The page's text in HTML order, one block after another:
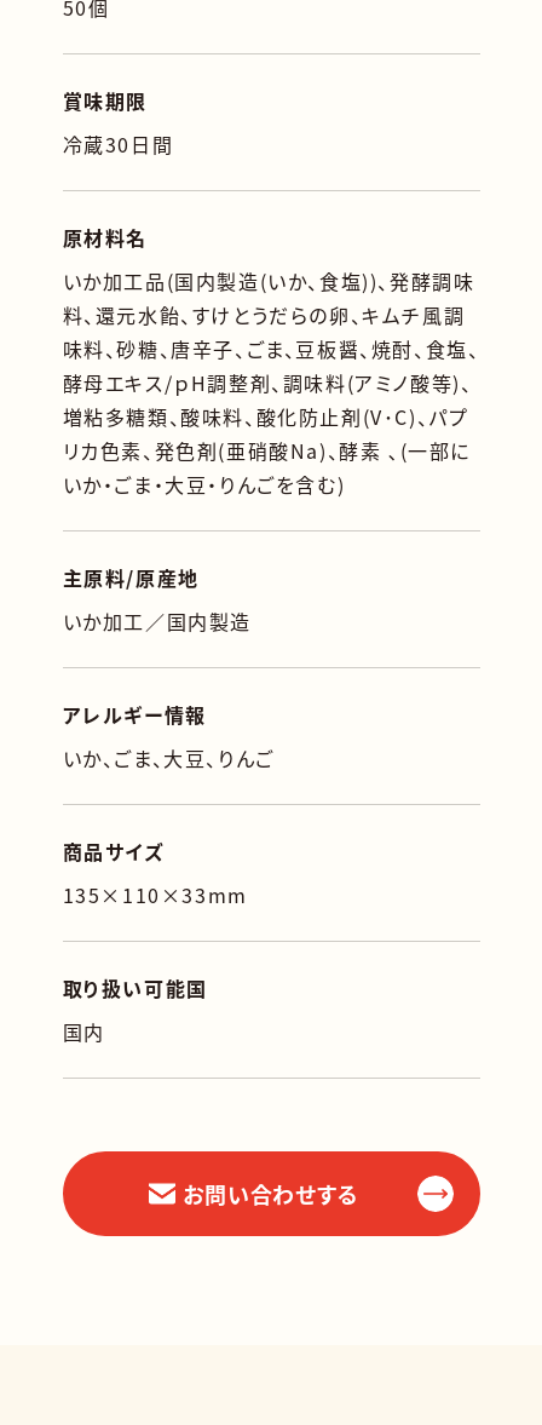
50個
賞味期限
冷蔵30日間
原材料名
いか加工品(国内製造(いか、食塩))、発酵調味
料、還元水飴、すけとうだらの卵、キムチ風調
味料、砂糖、唐辛子、ごま、豆板醤、焼酎、食塩、
酵母エキス/ｐH調整剤、調味料(アミノ酸等)、
増粘多糖類、酸味料、酸化防止剤(V･C)、パプ
リカ色素、発色剤(亜硝酸Na)、酵素 ､(一部に
いか・ごま・大豆・りんごを含む)
主原料/原産地
いか加工／国内製造
アレルギー情報
いか、ごま、大豆、りんご
商品サイズ
135×110×33mm
取り扱い可能国
国内
お問い合わせする